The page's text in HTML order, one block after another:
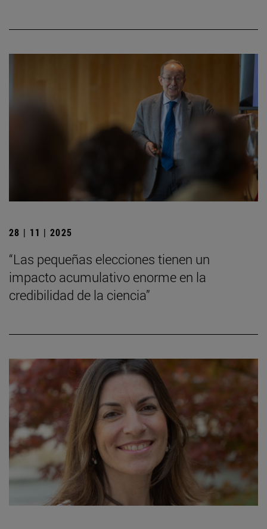
28 | 11 | 2025
“Las pequeñas elecciones tienen un
impacto acumulativo enorme en la
credibilidad de la ciencia”